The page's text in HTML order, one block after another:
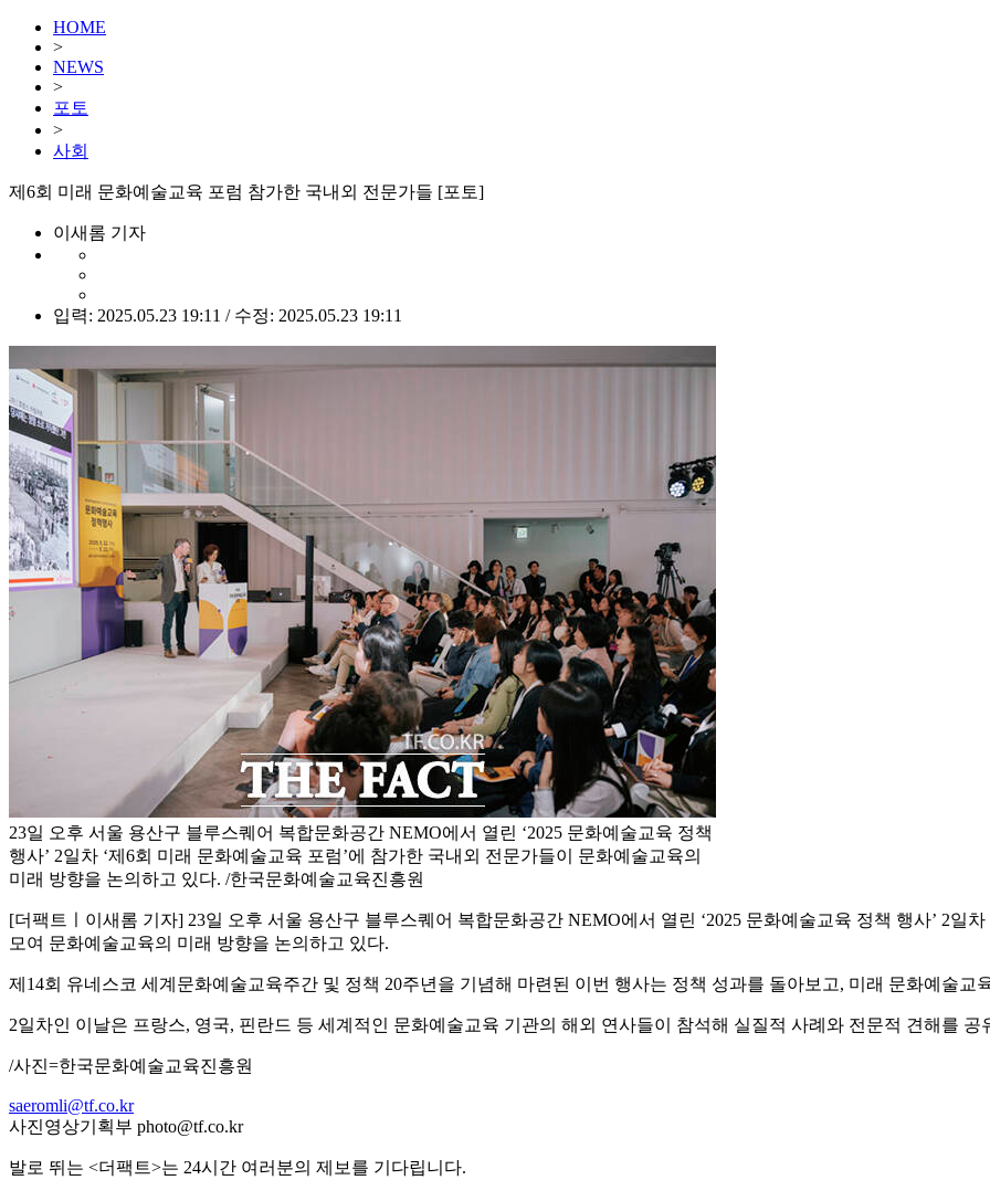
HOME
>
NEWS
>
포토
>
사회
제6회 미래 문화예술교육 포럼 참가한 국내외 전문가들 [포토]
이새롬 기자
입력: 2025.05.23 19:11 / 수정: 2025.05.23 19:11
23일 오후 서울 용산구 블루스퀘어 복합문화공간 NEMO에서 열린 ‘2025 문화예술교육 정책
행사’ 2일차 ‘제6회 미래 문화예술교육 포럼’에 참가한 국내외 전문가들이 문화예술교육의
미래 방향을 논의하고 있다. /한국문화예술교육진흥원
[더팩트ㅣ이새롬 기자] 23일 오후 서울 용산구 블루스퀘어 복합문화공간 NEMO에서 열린 ‘2025 문화예술교육 정책 행사’ 2일
모여 문화예술교육의 미래 방향을 논의하고 있다.
제14회 유네스코 세계문화예술교육주간 및 정책 20주년을 기념해 마련된 이번 행사는 정책 성과를 돌아보고, 미래 문화예술교
2일차인 이날은 프랑스, 영국, 핀란드 등 세계적인 문화예술교육 기관의 해외 연사들이 참석해 실질적 사례와 전문적 견해를 공
/사진=한국문화예술교육진흥원
saeromli@tf.co.kr
사진영상기획부 photo@tf.co.kr
발로 뛰는 <더팩트>는 24시간 여러분의 제보를 기다립니다.